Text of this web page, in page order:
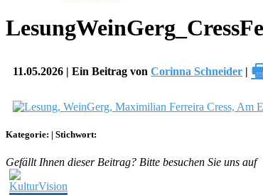
11.05.2026 | Ein Beitrag von Corinna Schneider |
Kategorie: | Stichwort:
Gefällt Ihnen dieser Beitrag? Bitte besuchen Sie uns auf